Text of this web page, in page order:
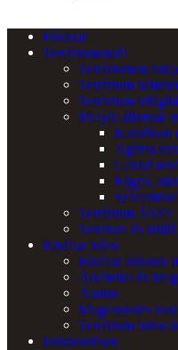
Főoldal
Terráriumokról
Terráriumok
Terrárium
Terrárium
Melyik állatnak
Kaméleon
Agáma
Gekkó
Kígyó,
Terrárium ÁSZF
Terrrium és hüllő
Kisállat bútor
Kisállat bútorok
Átvétellel és
Áraink
Megrendelés
Terrárium bútor
Felszerelések